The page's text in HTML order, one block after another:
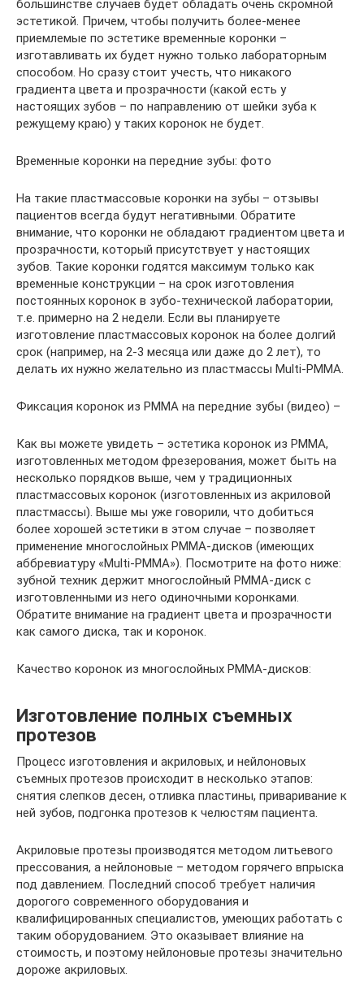
большинстве случаев будет обладать очень скромной
эстетикой. Причем, чтобы получить более-менее
приемлемые по эстетике временные коронки –
изготавливать их будет нужно только лабораторным
способом. Но сразу стоит учесть, что никакого
градиента цвета и прозрачности (какой есть у
настоящих зубов – по направлению от шейки зуба к
режущему краю) у таких коронок не будет.
Временные коронки на передние зубы: фото
На такие пластмассовые коронки на зубы – отзывы
пациентов всегда будут негативными. Обратите
внимание, что коронки не обладают градиентом цвета и
прозрачности, который присутствует у настоящих
зубов. Такие коронки годятся максимум только как
временные конструкции – на срок изготовления
постоянных коронок в зубо-технической лаборатории,
т.е. примерно на 2 недели. Если вы планируете
изготовление пластмассовых коронок на более долгий
срок (например, на 2-3 месяца или даже до 2 лет), то
делать их нужно желательно из пластмассы Multi-PMMA.
Фиксация коронок из PMMA на передние зубы (видео) –
Как вы можете увидеть – эстетика коронок из PMMA,
изготовленных методом фрезерования, может быть на
несколько порядков выше, чем у традиционных
пластмассовых коронок (изготовленных из акриловой
пластмассы). Выше мы уже говорили, что добиться
более хорошей эстетики в этом случае – позволяет
применение многослойных PMMA-дисков (имеющих
аббревиатуру «Multi-PMMA»). Посмотрите на фото ниже:
зубной техник держит многослойный PMMA-диск с
изготовленными из него одиночными коронками.
Обратите внимание на градиент цвета и прозрачности
как самого диска, так и коронок.
Качество коронок из многослойных PMMA-дисков:
Изготовление полных съемных
протезов
Процесс изготовления и акриловых, и нейлоновых
съемных протезов происходит в несколько этапов:
снятия слепков десен, отливка пластины, приваривание к
ней зубов, подгонка протезов к челюстям пациента.
Акриловые протезы производятся методом литьевого
прессования, а нейлоновые – методом горячего впрыска
под давлением. Последний способ требует наличия
дорогого современного оборудования и
квалифицированных специалистов, умеющих работать с
таким оборудованием. Это оказывает влияние на
стоимость, и поэтому нейлоновые протезы значительно
дороже акриловых.